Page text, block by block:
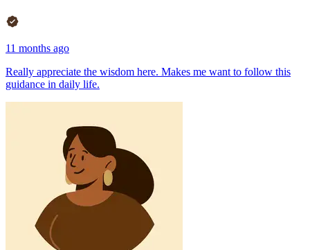
11 months ago
Really appreciate the wisdom here. Makes me want to follow this
guidance in daily life.